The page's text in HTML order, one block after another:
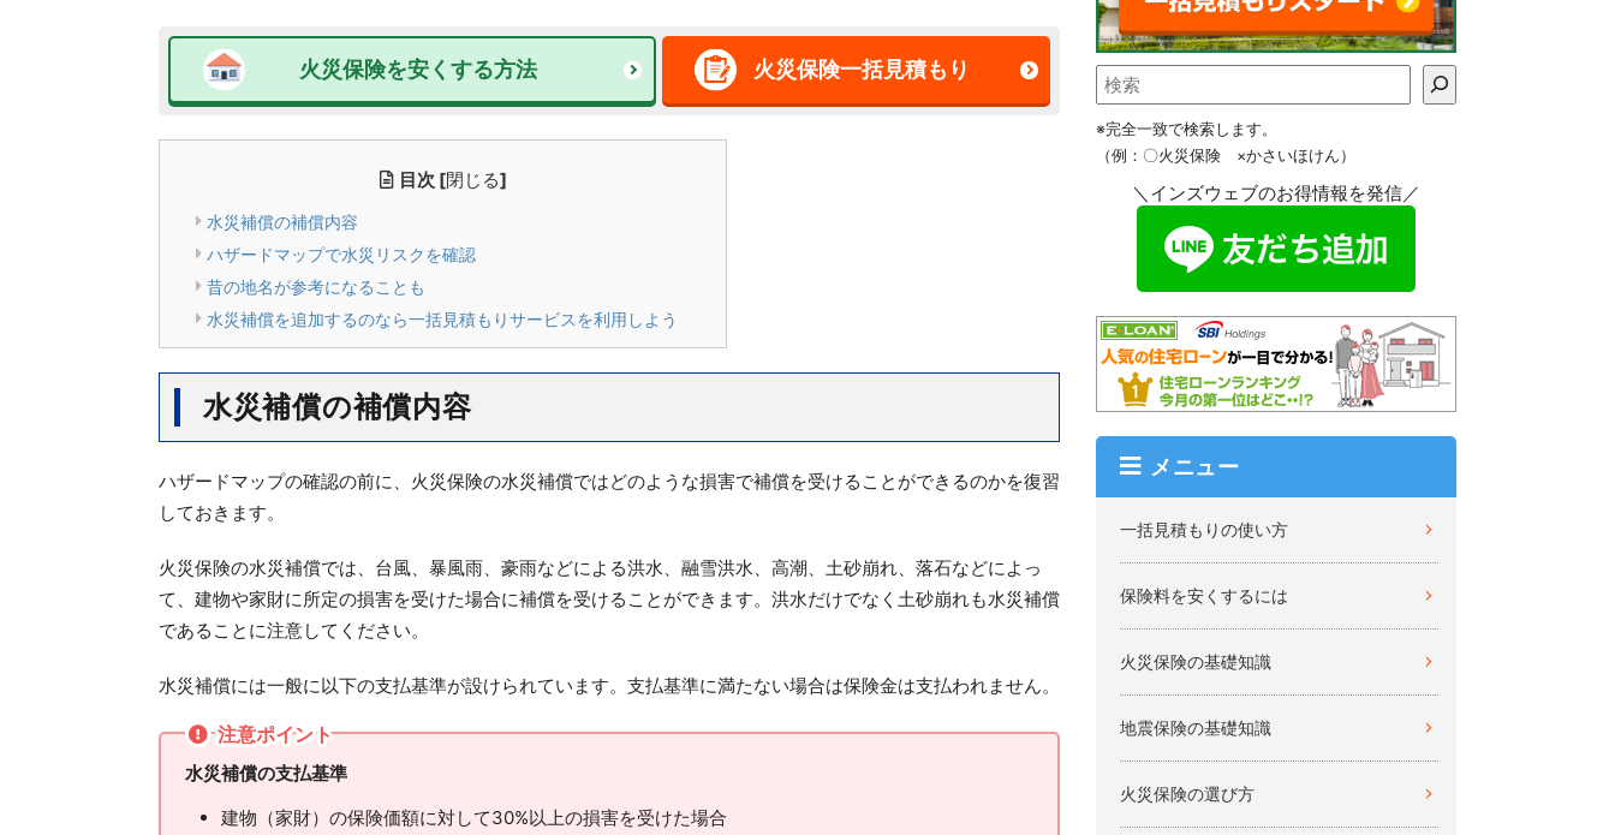
火災保険を安くする方法 火災保険一括見積もり
目次 [閉じる]
水災補償の補償内容
ハザードマップで水災リスクを確認
昔の地名が参考になることも
水災補償を追加するのなら一括見積もりサービスを利用しよう
水災補償の補償内容
ハザードマップの確認の前に、火災保険の水災補償ではどのような損害で補償を受けることができるのかを復習
しておきます。
火災保険の水災補償では、台風、暴風雨、豪雨などによる洪水、融雪洪水、高潮、土砂崩れ、落石などによっ
て、建物や家財に所定の損害を受けた場合に補償を受けることができます。洪水だけでなく土砂崩れも水災補償
であることに注意してください。
水災補償には一般に以下の支払基準が設けられています。支払基準に満たない場合は保険金は支払われません。
注意ポイント
水災補償の支払基準
建物（家財）の保険価額に対して30%以上の損害を受けた場合
※完全一致で検索します。
（例：〇火災保険 ×かさいほけん）
＼インズウェブのお得情報を発信／
メニュー
一括見積もりの使い方
保険料を安くするには
火災保険の基礎知識
地震保険の基礎知識
火災保険の選び方